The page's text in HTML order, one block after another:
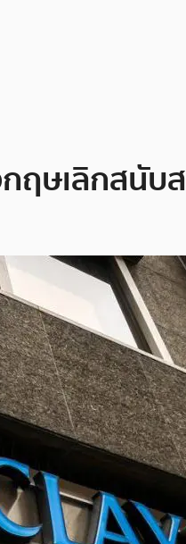
ษเลิกสนับ